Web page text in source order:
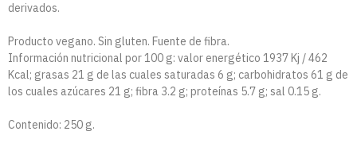
derivados.
Producto vegano. Sin gluten. Fuente de fibra.
Información nutricional por 100 g: valor energético 1937 Kj / 462
Kcal; grasas 21 g de las cuales saturadas 6 g; carbohidratos 61 g de
los cuales azúcares 21 g; fibra 3.2 g; proteínas 5.7 g; sal 0.15 g.
Contenido: 250 g.